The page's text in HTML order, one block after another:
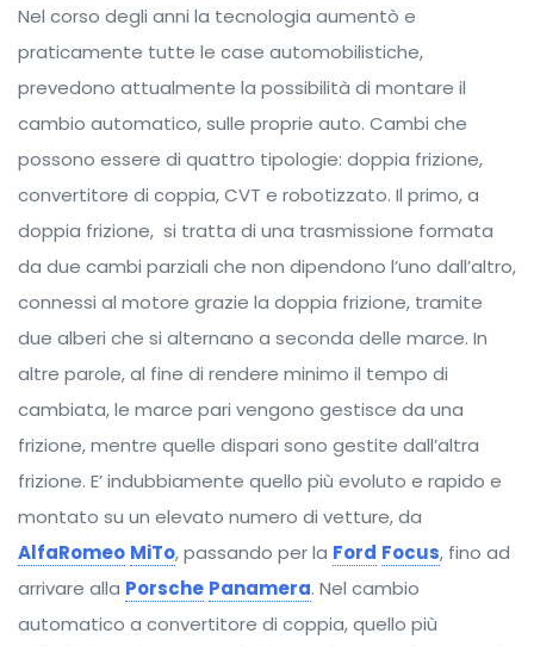
Nel corso degli anni la tecnologia aumentò e
praticamente tutte le case automobilistiche,
prevedono attualmente la possibilità di montare il
cambio automatico, sulle proprie auto. Cambi che
possono essere di quattro tipologie: doppia frizione,
convertitore di coppia, CVT e robotizzato. Il primo, a
doppia frizione, si tratta di una trasmissione formata
da due cambi parziali che non dipendono l’uno dall’altro,
connessi al motore grazie la doppia frizione, tramite
due alberi che si alternano a seconda delle marce. In
altre parole, al fine di rendere minimo il tempo di
cambiata, le marce pari vengono gestisce da una
frizione, mentre quelle dispari sono gestite dall’altra
frizione. E’ indubbiamente quello più evoluto e rapido e
montato su un elevato numero di vetture, da
AlfaRomeo MiTo, passando per la Ford Focus, fino ad
arrivare alla Porsche Panamera. Nel cambio
automatico a convertitore di coppia, quello più